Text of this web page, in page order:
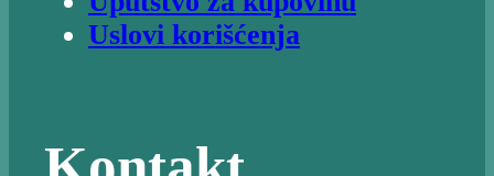
Uslovi korišćenja